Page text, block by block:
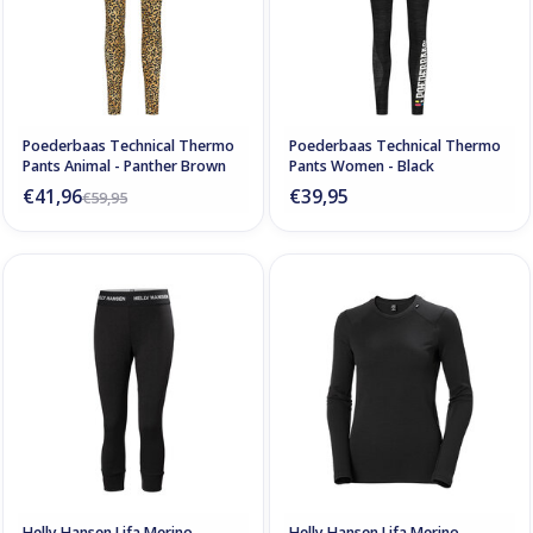
Poederbaas Technical Thermo
Pants Animal - Panther Brown
€59,95
€41,96
Poederbaas Technical Thermo
Pants Women - Black
€39,95